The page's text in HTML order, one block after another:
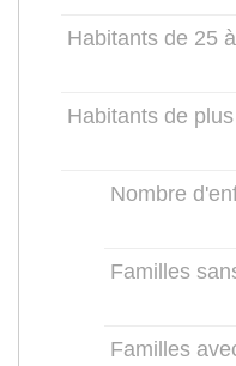
Habitants de 25
Habitants de
Nombre
Familles
Familles